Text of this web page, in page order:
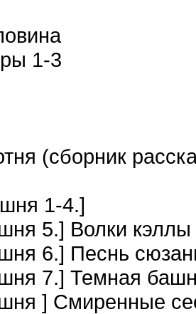
1-3
(сборник
1-4.]
5.] Волки кэллы
6.] Песнь
7.] Темная
] Смиренные